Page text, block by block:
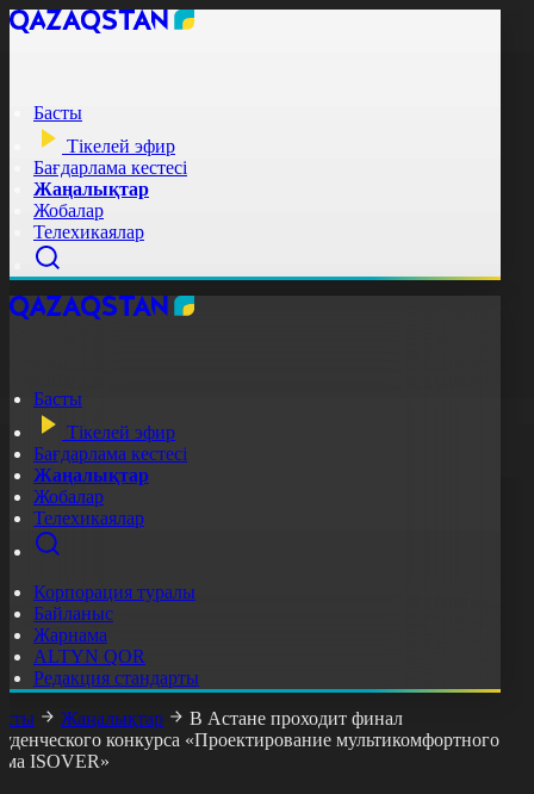
Басты
Тікелей эфир
Бағдарлама кестесі
Жаңалықтар
Жобалар
Телехикаялар
Басты
Тікелей эфир
Бағдарлама кестесі
Жаңалықтар
Жобалар
Телехикаялар
Корпорация туралы
Байланыс
Жарнама
ALTYN QOR
Редакция стандарты
Жаңалықтар
В Астане проходит финал
конкурса «Проектирование мультикомфортного
ISOVER»